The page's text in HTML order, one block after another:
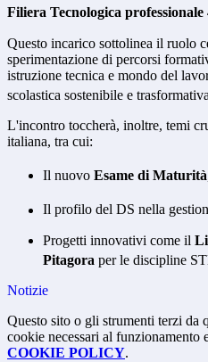
Filiera Tecnologica professionale
Questo incarico sottolinea il ruolo
sperimentazione di percorsi
istruzione tecnica e mondo del
scolastica sostenibile e trasformativa
L'incontro toccherà, inoltre, temi
italiana, tra cui:
Il nuovo Esame di Maturità
Il profilo del DS nella
Progetti innovativi come il
Pitagora per le discipline
Notizie
Questo sito o gli strumenti terzi da
cookie necessari al
COOKIE POLICY.